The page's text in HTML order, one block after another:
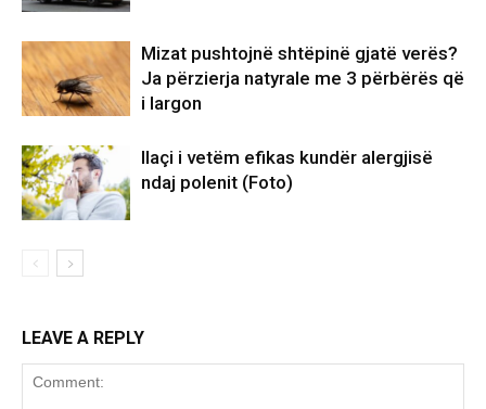
Mizat pushtojnë shtëpinë gjatë verës?
Ja përzierja natyrale me 3 përbërës që
i largon
Ilaçi i vetëm efikas kundër alergjisë
ndaj polenit (Foto)
LEAVE A REPLY